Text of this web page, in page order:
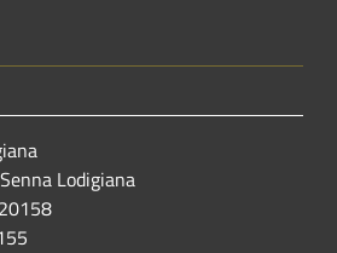
Lodigiana